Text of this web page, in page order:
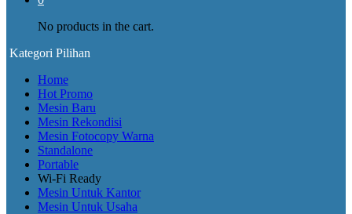
No products in the cart.
Kategori Pilihan
Home
Hot Promo
Mesin Baru
Mesin Rekondisi
Mesin Fotocopy Warna
Standalone
Portable
Wi-Fi Ready
Mesin Untuk Kantor
Mesin Untuk Usaha